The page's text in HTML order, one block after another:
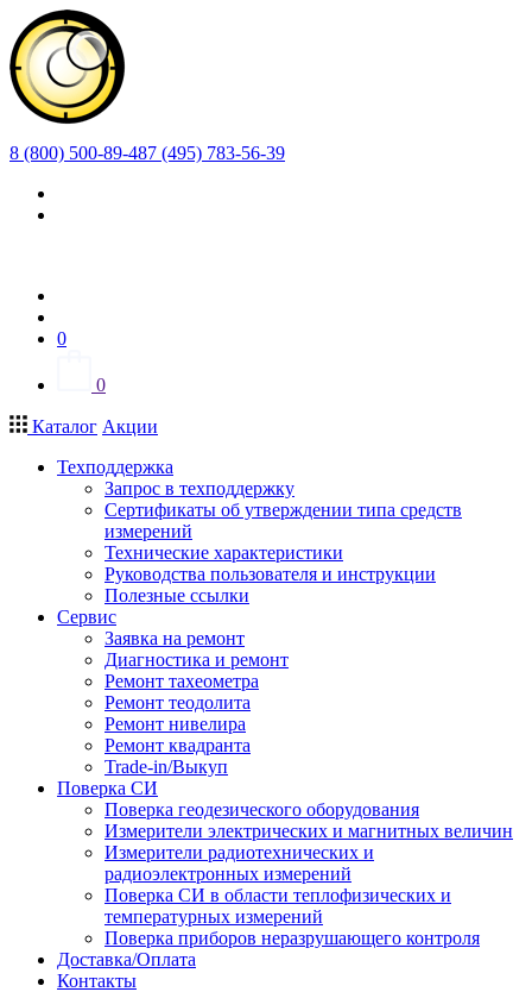
8 (800) 500-89-487 (495) 783-56-39
0
0
Каталог Акции
Техподдержка
Запрос в техподдержку
Сертификаты об утверждении типа средств
измерений
Технические характеристики
Руководства пользователя и инструкции
Полезные ссылки
Сервис
Заявка на ремонт
Диагностика и ремонт
Ремонт тахеометра
Ремонт теодолита
Ремонт нивелира
Ремонт квадранта
Trade-in/Выкуп
Поверка СИ
Поверка геодезического оборудования
Измерители электрических и магнитных величин
Измерители радиотехнических и
радиоэлектронных измерений
Поверка СИ в области теплофизических и
температурных измерений
Поверка приборов неразрушающего контроля
Доставка/Оплата
Контакты